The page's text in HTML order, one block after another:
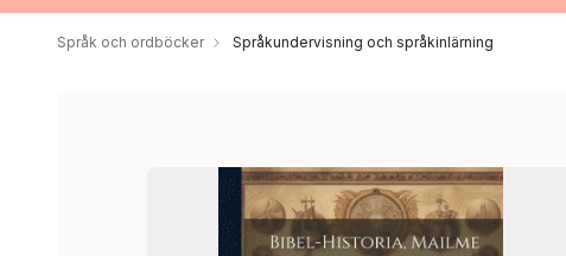
Språk och ordböcker Språkundervisning och språkinlärning